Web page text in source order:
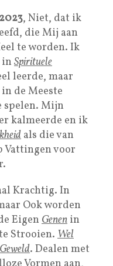
2023, Niet, dat ik
die Mij aan
te worden. Ik
in Spirituele
leerde, maar
de Meeste
spelen. Mijn
kalmeerde en ik
als die van
Vattingen voor
Krachtig. In
Ook worden
EigenGenen in
Strooien.Wel
Geweld. Dealen met